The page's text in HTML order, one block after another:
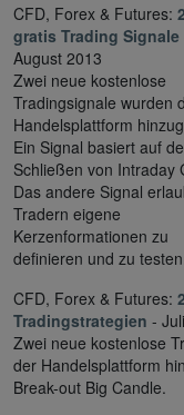
CFD, Forex & Futures:
gratis Trading Signale
August 2013
Zwei neue kostenlose
Tradingsignale wurden
Handelsplattform
Ein Signal basiert auf
Schließen von Intraday
Das andere Signal
Tradern eigene
Kerzenformationen zu
definieren und zu
CFD, Forex & Futures:
Tradingstrategien -
Zwei neue kostenlose
der Handelsplattform
Break-out Big Candle.